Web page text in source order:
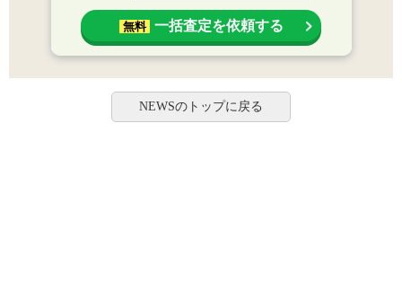
無料 一括査定を依頼する
NEWSのトップに戻る